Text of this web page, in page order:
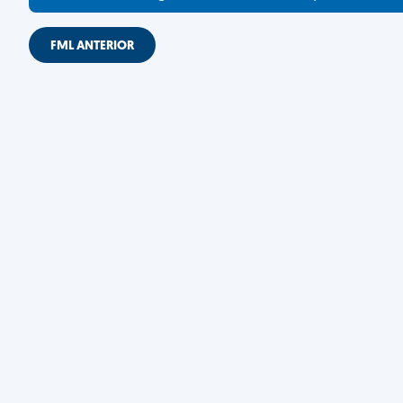
FML ANTERIOR